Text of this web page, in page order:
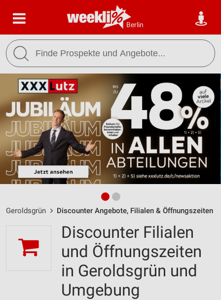
Berlin
Geroldsgrün Discounter Angebote, Filialen & Öffnungszeiten
Discounter Filialen
und Öffnungszeiten
in Geroldsgrün und
Umgebung